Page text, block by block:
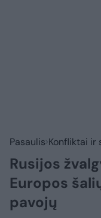
Pasaulis Konfliktai ir
Rusijos
Europos
pavojų